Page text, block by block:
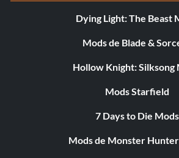
Dying Light: The Beast
Mods de Blade &
Hollow Knight: Silksong
Mods Starfield
7 Days to Die Mods
Mods de Monster